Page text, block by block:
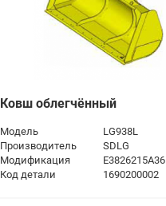
Ковш облегчённый
Модель
LG938L
Производитель
SDLG
Модификация
E3826215A36
Код детали
1690200002